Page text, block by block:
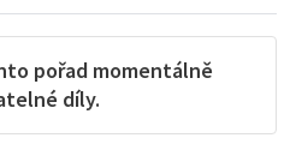
pořad momentálně
díly.